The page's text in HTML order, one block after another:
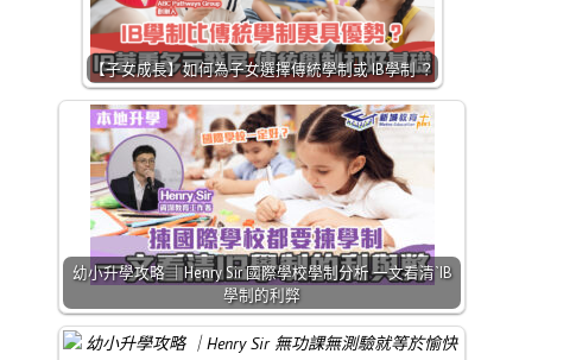
【子女成長】如何為子女選擇傳統學制或 IB學制 ？
幼小升學攻略 ｜Henry Sir 國際學校學制分析 一文看清`IB
學制的利弊